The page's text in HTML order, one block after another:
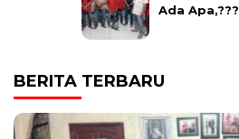
Ada Apa,???
BERITA TERBARU